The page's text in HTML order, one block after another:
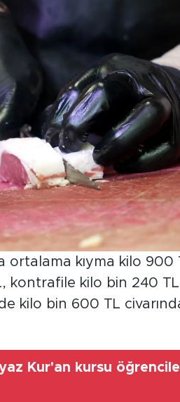
ortalama kıyma kilo 900
kontrafile kilo bin 240
kilo bin 600 TL
Kur'an kursu